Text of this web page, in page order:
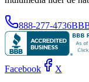
888-277-4736
Facebook X